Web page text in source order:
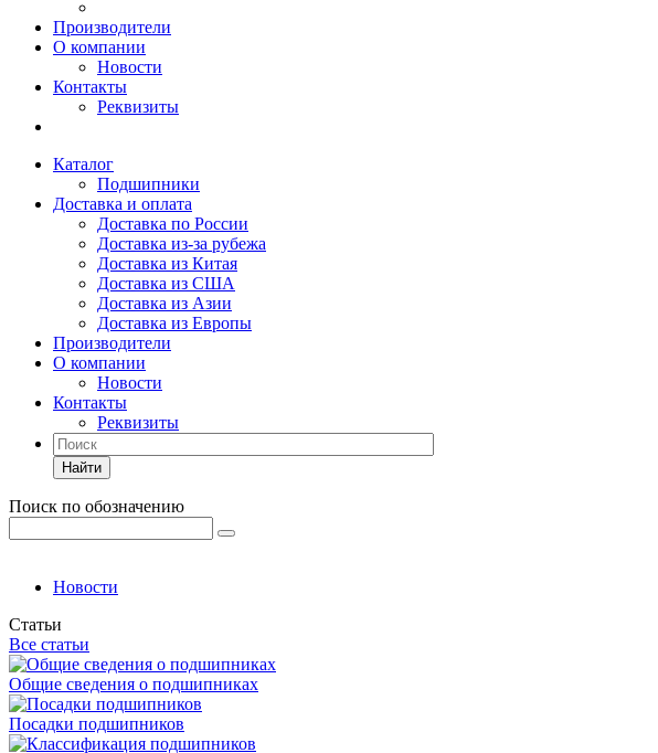
Производители
О компании
Новости
Контакты
Реквизиты
Каталог
Подшипники
Доставка и оплата
Доставка по России
Доставка из-за рубежа
Доставка из Китая
Доставка из США
Доставка из Азии
Доставка из Европы
Производители
О компании
Новости
Контакты
Реквизиты
Найти
Поиск по обозначению
Новости
Статьи
Все статьи
Общие сведения о подшипниках
Посадки подшипников